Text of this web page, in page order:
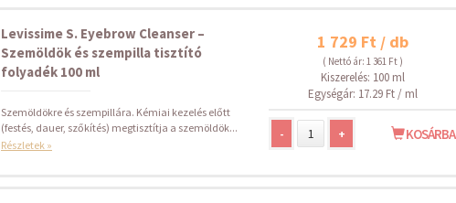
Levissime S. Eyebrow Cleanser –
Szemöldök és szempilla tisztító
folyadék 100 ml
Szemöldökre és szempillára. Kémiai kezelés előtt
(festés, dauer, szőkítés) megtisztítja a szemöldök...
Részletek »
1 729 Ft / db
( Nettó ár: 1 361 Ft )
Kiszerelés: 100 ml
Egységár: 17.29 Ft / ml
- + KOSÁRBA